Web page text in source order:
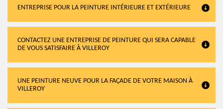
ENTREPRISE POUR LA PEINTURE INTÉRIEURE ET EXTÉRIEURE
CONTACTEZ UNE ENTREPRISE DE PEINTURE QUI SERA CAPABLE
DE VOUS SATISFAIRE À VILLEROY
UNE PEINTURE NEUVE POUR LA FAÇADE DE VOTRE MAISON À
VILLEROY